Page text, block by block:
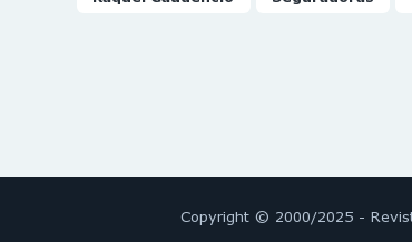
Copyright © 2000/2025 -